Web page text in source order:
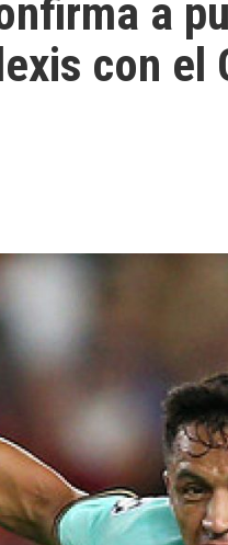
a
con el